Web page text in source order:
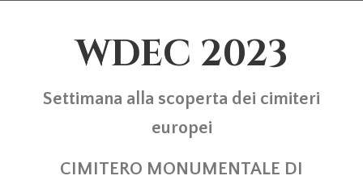
WDEC 2023
Settimana alla scoperta dei cimiteri
europei
CIMITERO MONUMENTALE DI